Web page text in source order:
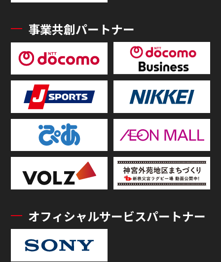
事業共創パートナー
オフィシャルサービスパートナー